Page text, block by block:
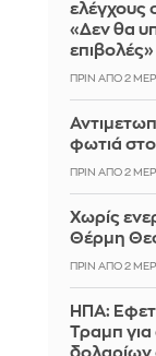
ελέγχους
«Δεν θα
επιβολές»
ΠΡΙΝ ΑΠΌ 2
φωτιά
ΠΡΙΝ ΑΠΌ 2
Χωρίς
Θέρμη
ΠΡΙΝ ΑΠΌ 2
ΗΠΑ:
Τραμπ